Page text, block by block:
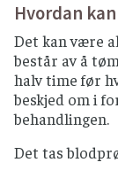
Hvordan
Det kan være
består av å
halv time før
beskjed om i
behandlingen.
Det tas